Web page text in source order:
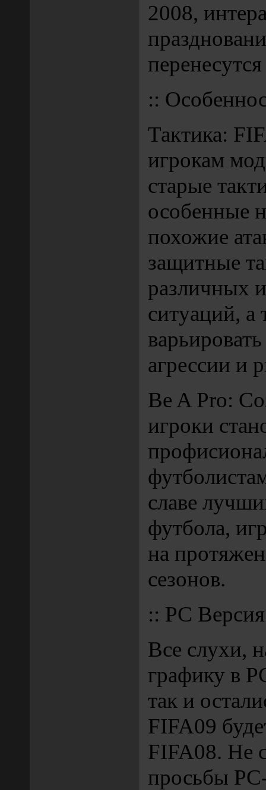
2008,
::
Тактика:
игрокам
старые
особенные
похожие
защитные
различных
ситуаций, а
агрессии и
Be A Pro:
игроки
славе
футбола,
на
сезонов.
:: PC
Все слухи,
графику в
так и
FIFA09
FIFA08. Не
просьбы